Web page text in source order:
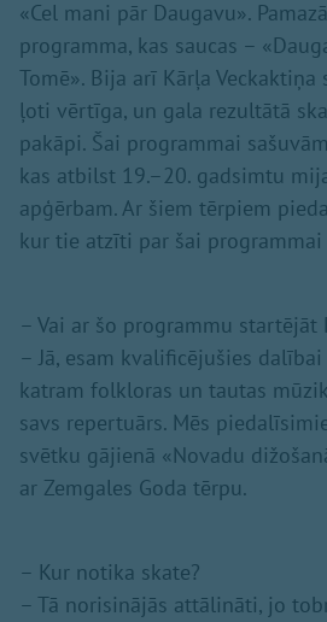
«Cel mani pār Daugavu».
programma, kas saucas –
Tomē». Bija arī Kārļa
ļoti vērtīga, un gala rezultātā
pakāpi. Šai programmai
kas atbilst 19.–20. gadsimtu
apģērbam. Ar šiem tērpiem
kur tie atzīti par šai
– Vai ar šo programmu startējāt
– Jā, esam kvalificējušies
katram folkloras un tautas
savs repertuārs. Mēs
svētku gājienā «Novadu
ar Zemgales Goda tērpu.
– Kur notika skate?
– Tā norisinājās attālināti, jo